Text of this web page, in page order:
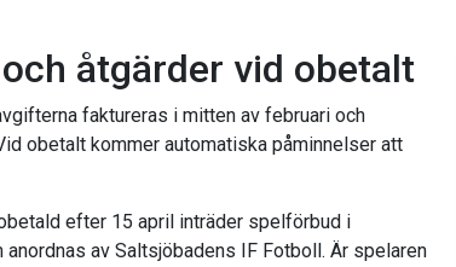
åtgärder vid obetalt
faktureras i mitten av februari och
obetalt kommer automatiska påminnelser att
efter 15 april inträder spelförbud i
av Saltsjöbadens IF Fotboll. Är spelaren